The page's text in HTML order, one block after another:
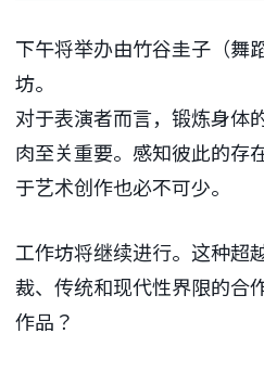
下午将举办由竹谷圭子（舞
坊。
对于表演者而言，锻炼身体
肉至关重要。感知彼此的存
于艺术创作也必不可少。
工作坊将继续进行。这种超
裁、传统和现代性界限的合
作品？